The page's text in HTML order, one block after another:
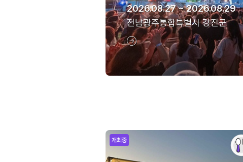
2026.08.27 ~ 2026.08.29
전남광주통합특별시 강진군
개최중